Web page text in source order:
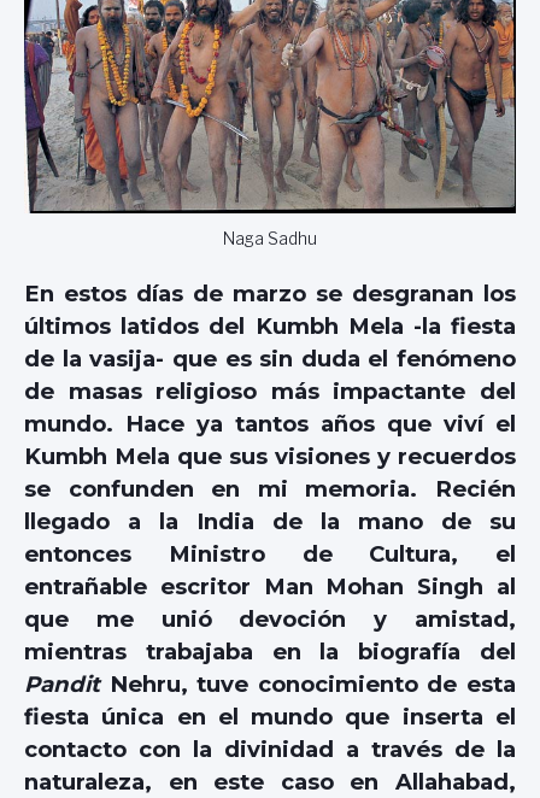
Naga Sadhu
En estos días de marzo se desgranan los
últimos latidos del Kumbh Mela -la fiesta
de la vasija- que es sin duda el fenómeno
de masas religioso más impactante del
mundo. Hace ya tantos años que viví el
Kumbh Mela que sus visiones y recuerdos
se confunden en mi memoria. Recién
llegado a la India de la mano de su
entonces Ministro de Cultura, el
entrañable escritor Man Mohan Singh al
que me unió devoción y amistad,
mientras trabajaba en la biografía del
Pandit Nehru, tuve conocimiento de esta
fiesta única en el mundo que inserta el
contacto con la divinidad a través de la
naturaleza, en este caso en Allahabad,